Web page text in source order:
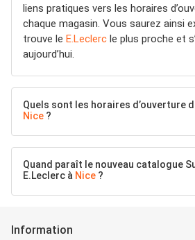
liens pratiques vers les horaires
chaque magasin. Vous saurez ainsi
trouve le E.Leclerc le plus proche et
aujourd’hui.
Quels sont les horaires d’ouverture
Nice ?
Quand paraît le nouveau catalogue
E.Leclerc à Nice ?
Information